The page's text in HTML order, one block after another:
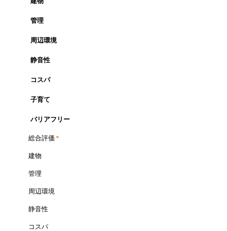
管理
周辺環境
静音性
コスパ
子育て
バリアフリー
総合評価 *
建物
管理
周辺環境
静音性
コスパ